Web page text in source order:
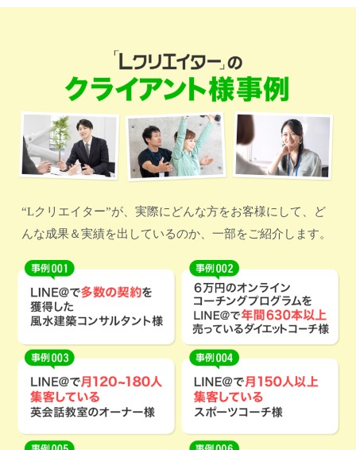
“Lクリエイター”が、実際にどんな方をお客様にして、ど
んな成果＆実績を出しているのか、一部をご紹介します。